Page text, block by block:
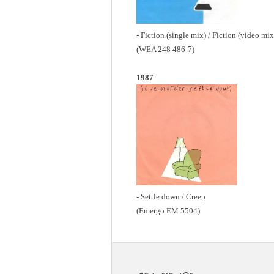
- Fiction (single mix) / Fiction (video
(WEA 248 486-7)
1987
- Settle down / Creep
(Emergo EM 5504)